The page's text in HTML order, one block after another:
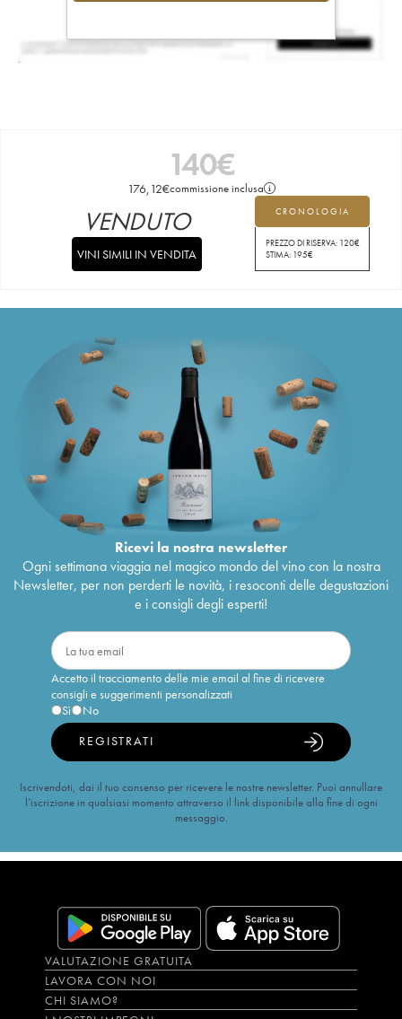
140€
176,12€commissione inclusa
CRONOLOGIA
PREZZO DI RISERVA: 120€
STIMA: 195€
VENDUTO
VINI SIMILI IN VENDITA
Ricevi la nostra newsletter
Ogni settimana viaggia nel magico mondo del vino con la nostra
Newsletter, per non perderti le novità, i resoconti delle degustazioni
e i consigli degli esperti!
Accetto il tracciamento delle mie email al fine di ricevere
consigli e suggerimenti personalizzati
Sì
No
REGISTRATI
Iscrivendoti, dai il tuo consenso per ricevere le nostre newsletter. Puoi annullare
l’iscrizione in qualsiasi momento attraverso il link disponibile alla fine di ogni
messaggio.
VALUTAZIONE GRATUITA
LAVORA CON NOI
CHI SIAMO?